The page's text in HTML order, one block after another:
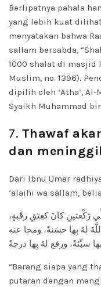
Berlipatnya pahala
yang lebih kuat
menyatakan bahwa
sallam bersabda,
1000 shalat di masjid
Muslim, no. 1396).
dipilih oleh ‘Atha’,
Syaikh Muhammad
7. Thawaf
dan
Dari Ibnu Umar
‘alaihi wa sallam,
رَكْعتينِ كانَ كعِتقِ رقَبةٍ،
لهُ بِها حسَنةً، ومحا عنه
“Barang siapa yang
putaran dengan